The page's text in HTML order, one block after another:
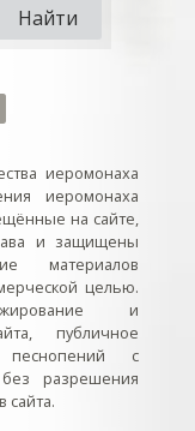
иеромонаха
иеромонаха
на сайте,
и защищены
материалов
целью.
и
публичное
песнопений с
разрешения
сайта.